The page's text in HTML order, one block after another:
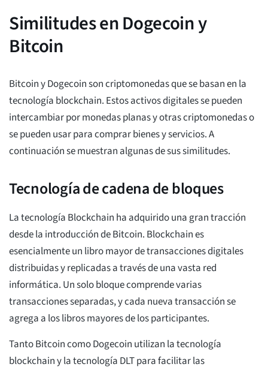
Similitudes en Dogecoin y
Bitcoin
Bitcoin y Dogecoin son criptomonedas que se basan en la
tecnología blockchain. Estos activos digitales se pueden
intercambiar por monedas planas y otras criptomonedas o
se pueden usar para comprar bienes y servicios. A
continuación se muestran algunas de sus similitudes.
Tecnología de cadena de bloques
La tecnología Blockchain ha adquirido una gran tracción
desde la introducción de Bitcoin. Blockchain es
esencialmente un libro mayor de transacciones digitales
distribuidas y replicadas a través de una vasta red
informática. Un solo bloque comprende varias
transacciones separadas, y cada nueva transacción se
agrega a los libros mayores de los participantes.
Tanto Bitcoin como Dogecoin utilizan la tecnología
blockchain y la tecnología DLT para facilitar las